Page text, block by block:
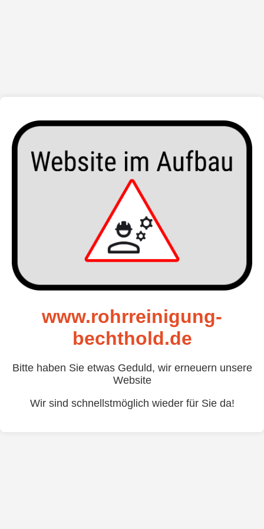
www.rohrreinigung-
bechthold.de
Bitte haben Sie etwas Geduld, wir erneuern unsere
Website
Wir sind schnellstmöglich wieder für Sie da!